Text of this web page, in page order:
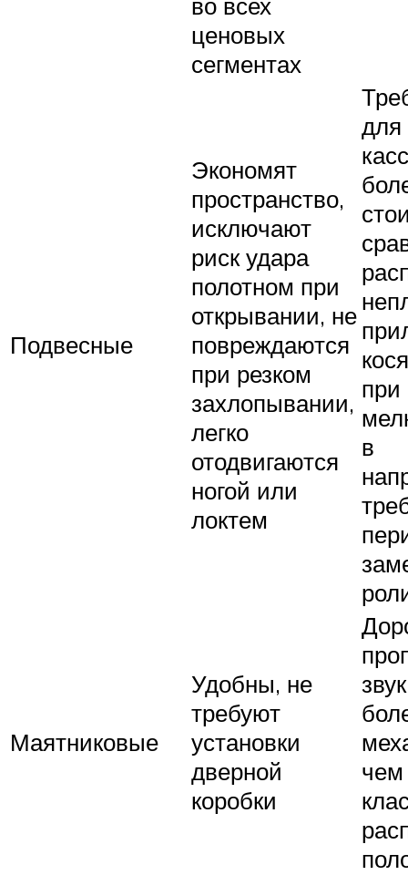
ценовых
сегментах
Подвесные
Экономят
пространство,
исключают
риск удара
полотном при
открывании, не
повреждаются
при резком
захлопывании,
легко
отодвигаются
ногой или
локтем
для
при
в
Маятниковые
Удобны, не
требуют
установки
дверной
коробки
чем